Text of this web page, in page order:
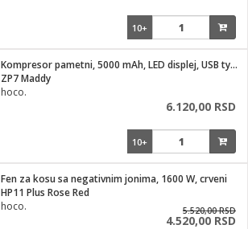
10+
Kompresor pametni, 5000 mAh, LED displej, USB type C
ZP7 Maddy
hoco.
6.120,00 RSD
10+
Fen za kosu sa negativnim jonima, 1600 W, crveni
HP11 Plus Rose Red
hoco.
5.520,00 RSD
4.520,00 RSD